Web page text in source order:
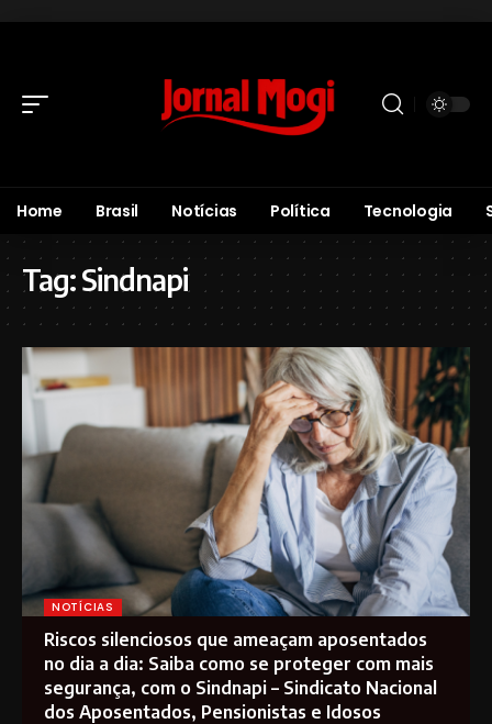
Home Brasil Notícias Política Tecnologia
Tag:Sindnapi
NOTÍCIAS
Riscos silenciosos que ameaçam aposentados
no dia a dia: Saiba como se proteger com mais
segurança, com o Sindnapi – Sindicato Nacional
dos Aposentados, Pensionistas e Idosos